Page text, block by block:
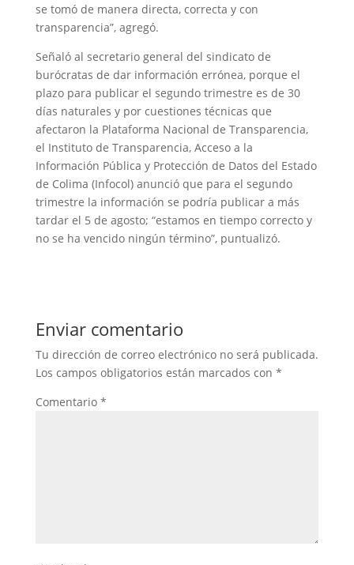
se tomó de manera directa, correcta y con
transparencia”, agregó.
Señaló al secretario general del sindicato de
burócratas de dar información errónea, porque el
plazo para publicar el segundo trimestre es de 30
días naturales y por cuestiones técnicas que
afectaron la Plataforma Nacional de Transparencia,
el Instituto de Transparencia, Acceso a la
Información Pública y Protección de Datos del Estado
de Colima (Infocol) anunció que para el segundo
trimestre la información se podría publicar a más
tardar el 5 de agosto; “estamos en tiempo correcto y
no se ha vencido ningún término”, puntualizó.
Enviar comentario
Tu dirección de correo electrónico no será publicada.
Los campos obligatorios están marcados con *
Comentario *